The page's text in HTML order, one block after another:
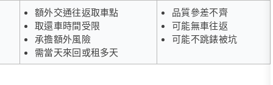
額外交通往返取車點
取還車時間受限
承擔額外風險
需當天來回或租多天
品質參差不齊
可能無車往返
可能不跳錶被坑